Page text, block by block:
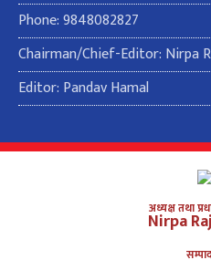
Phone: 9848082827
Chairman/Chief-Editor: Nirpa
Editor: Pandav Hamal
अध्यक्ष तथा
Nirpa